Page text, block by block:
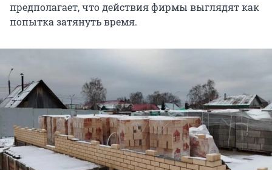
предполагает, что действия фирмы выглядят как
попытка затянуть время.